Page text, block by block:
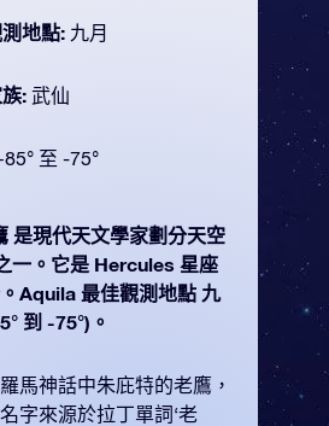
地點: 九月
: 武仙
至 -75°
是現代天文學家劃分天空
一。它是 Hercules 星座
Aquila 最佳觀測地點 九
到 -75°)。
馬神話中朱庇特的老鷹，
字來源於拉丁單詞‘老